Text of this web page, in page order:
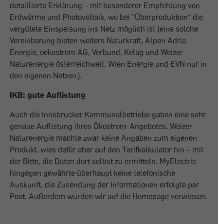
detaillierte Erklärung – mit besonderer Empfehlung von
Erdwärme und Photo­voltaik, wo bei "Überproduktion“ die
vergütete Einspeisung ins Netz möglich ist (eine solche
Vereinbarung bieten weiters Naturkraft, Alpen Adria
Energie, oekostrom AG, Verbund, Kelag und Weizer
Naturenergie österreichweit, Wien Energie und EVN nur in
den eigenen Netzen.).
IKB: gute Auflistung
Auch die Innsbrucker Kommunalbetriebe gaben eine sehr
genaue Auflistung ihres Ökostrom-Angebotes. Weizer
Naturenergie machte zwar keine Angaben zum eigenen
Produkt, wies dafür aber auf den Tarif­kalkulator hin – mit
der Bitte, die Daten dort selbst zu ermitteln. MyElectric
hingegen gewährte überhaupt keine telefonische
Auskunft, die Zusendung der Informationen erfolgte per
Post. Außerdem wurden wir auf die Homepage verwiesen.